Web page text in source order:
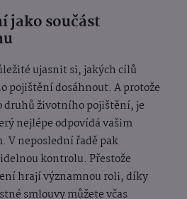
jako součást
ujasnit si, jakých cílů
pojištění dosáhnout. A protože
druhů životního pojištění, je
nejlépe odpovídá vašim
V neposlední řadě pak
kontrolu. Přestože
hrají významnou roli, díky
smlouvy můžete včas